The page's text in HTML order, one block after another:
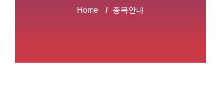
Home / 종목안내